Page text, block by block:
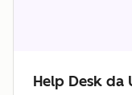
Help Desk da